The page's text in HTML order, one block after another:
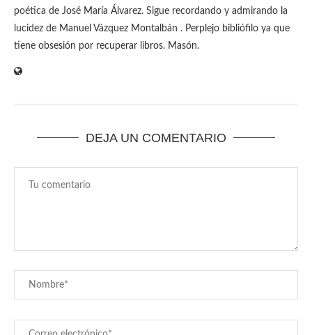
poética de José María Álvarez. Sigue recordando y admirando la
lucidez de Manuel Vázquez Montalbán . Perplejo bibliófilo ya que
tiene obsesión por recuperar libros. Masón.
DEJA UN COMENTARIO